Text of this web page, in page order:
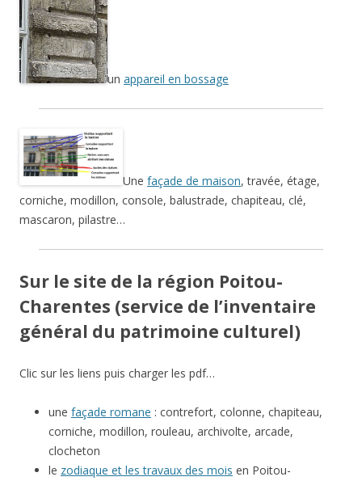
un appareil en bossage
Une façade de maison, travée, étage,
corniche, modillon, console, balustrade, chapiteau, clé,
mascaron, pilastre…
Sur le site de la région Poitou-
Charentes (service de l’inventaire
général du patrimoine culturel)
Clic sur les liens puis charger les pdf…
une façade romane : contrefort, colonne, chapiteau,
corniche, modillon, rouleau, archivolte, arcade,
clocheton
le zodiaque et les travaux des mois en Poitou-